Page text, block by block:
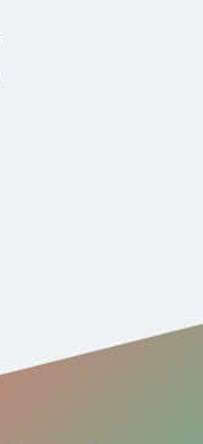
elexbetgiris.org